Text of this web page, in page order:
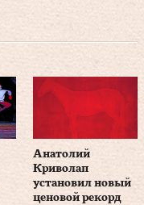
Анатолий
Криволап
установил новый
ценовой рекорд